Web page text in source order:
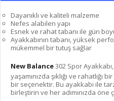
Dayanıklı ve kaliteli malzeme
Nefes alabilen yapı
Esnek ve rahat tabanı ile gün
Ayakkabının tabanı, yüksek
mükemmel bir tutuş sağlar
New Balance302 Spor
yaşamınızda şıklığı ve
bir seçenektir. Bu ayakkabı ile
birleştirin ve her adımınızda öne